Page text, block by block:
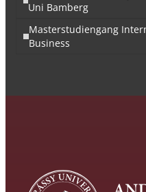
Uni Bamberg
Masterstudiengang
Business